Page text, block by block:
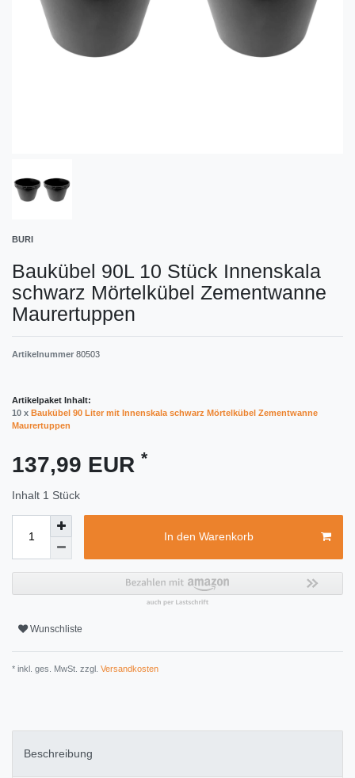
BURI
Baukübel 90L 10 Stück Innenskala
schwarz Mörtelkübel Zementwanne
Maurertuppen
Artikelnummer 80503
Artikelpaket Inhalt:
10 x Baukübel 90 Liter mit Innenskala schwarz Mörtelkübel Zementwanne
Maurertuppen
137,99 EUR *
Inhalt 1 Stück
In den Warenkorb
Wunschliste
* inkl. ges. MwSt. zzgl. Versandkosten
Beschreibung